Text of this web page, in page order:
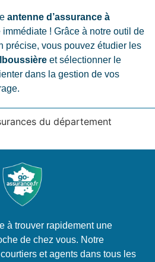
antenne d’assurance à
immédiate ! Grâce à notre outil de
précise, vous pouvez étudier les
et sélectionner le
dans la gestion de vos
du département
à trouver rapidement une
de chez vous. Notre
et agents dans tous les